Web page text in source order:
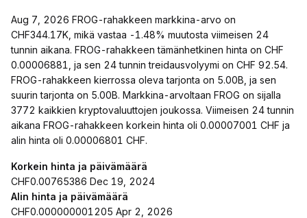
Aug 7, 2026 FROG-rahakkeen markkina-arvo on
CHF344.17K, mikä vastaa -1.48% muutosta viimeisen 24
tunnin aikana. FROG-rahakkeen tämänhetkinen hinta on CHF
0.00006881, ja sen 24 tunnin treidausvolyymi on CHF 92.54.
FROG-rahakkeen kierrossa oleva tarjonta on 5.00B, ja sen
suurin tarjonta on 5.00B. Markkina-arvoltaan FROG on sijalla
3772 kaikkien kryptovaluuttojen joukossa. Viimeisen 24 tunnin
aikana FROG-rahakkeen korkein hinta oli 0.00007001 CHF ja
alin hinta oli 0.00006801 CHF.
Korkein hinta ja päivämäärä
CHF0.00765386 Dec 19, 2024
Alin hinta ja päivämäärä
CHF0.000000001205 Apr 2, 2026